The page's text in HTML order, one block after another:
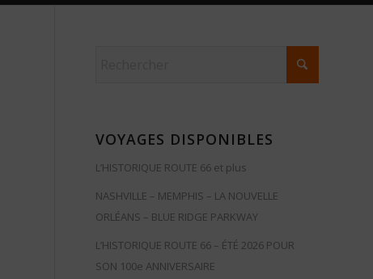
VOYAGES DISPONIBLES
L’HISTORIQUE ROUTE 66 et plus
NASHVILLE – MEMPHIS – LA NOUVELLE
ORLÉANS – BLUE RIDGE PARKWAY
L’HISTORIQUE ROUTE 66 – ÉTÉ 2026 POUR
SON 100e ANNIVERSAIRE